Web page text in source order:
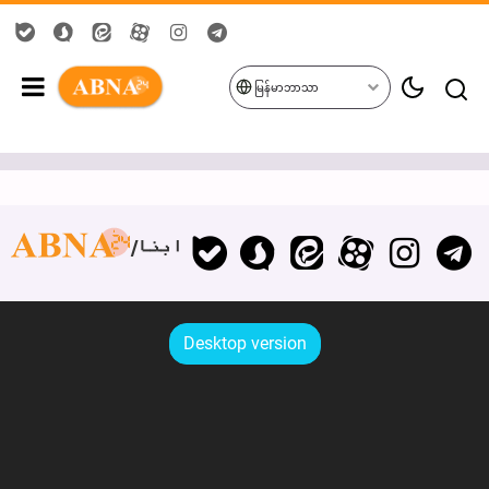
မြန်မာဘာသာ
ابنا
Desktop version